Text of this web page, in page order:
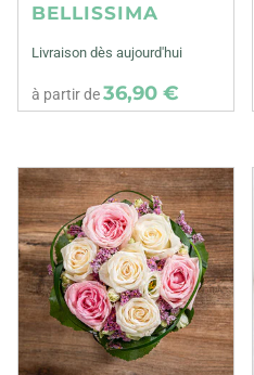
BELLISSIMA
Livraison dès aujourd'hui
à partir de36,90 €